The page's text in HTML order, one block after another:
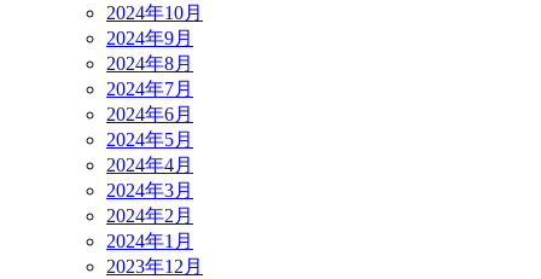
2024年10月
2024年9月
2024年8月
2024年7月
2024年6月
2024年5月
2024年4月
2024年3月
2024年2月
2024年1月
2023年12月